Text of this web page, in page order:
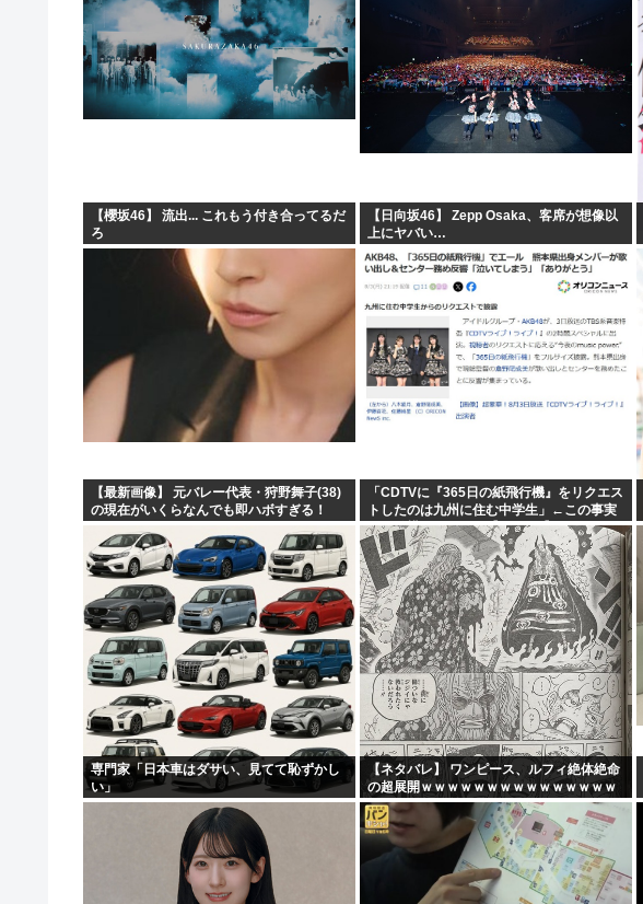
【櫻坂46】 流出... これもう付き合ってるだ
ろ
【日向坂46】 Zepp Osaka、客席が想像以
上にヤバい…
【最新画像】 元バレー代表・狩野舞子(38)
の現在がいくらなんでも即ハボすぎる！
「CDTVに『365日の紙飛行機』をリクエス
トしたのは九州に住む中学生」←この事実
って結構デカいよな【AKB48】
専門家「日本車はダサい、見てて恥ずかし
い」
【ネタバレ】 ワンピース、ルフィ絶体絶命
の超展開ｗｗｗｗｗｗｗｗｗｗｗｗｗｗｗ
ｗｗｗｗｗｗｗｗｗｗｗｗｗｗｗｗｗｗｗ
ｗｗｗｗｗｗｗｗｗｗｗ...